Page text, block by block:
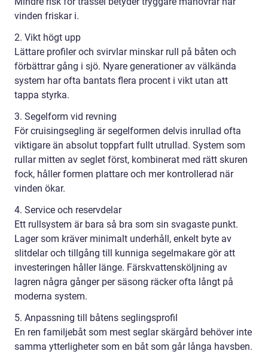
vinden friskar i.
2. Vikt högt upp
Lättare profiler och svirvlar minskar rull på båten och
förbättrar gång i sjö. Nyare generationer av välkända
system har ofta bantats flera procent i vikt utan att
tappa styrka.
3. Segelform vid revning
För cruisingsegling är segelformen delvis inrullad ofta
viktigare än absolut toppfart fullt utrullad. System som
rullar mitten av seglet först, kombinerat med rätt skuren
fock, håller formen plattare och mer kontrollerad när
vinden ökar.
4. Service och reservdelar
Ett rullsystem är bara så bra som sin svagaste punkt.
Lager som kräver minimalt underhåll, enkelt byte av
slitdelar och tillgång till kunniga segelmakare gör att
investeringen håller länge. Färskvattensköljning av
lagren några gånger per säsong räcker ofta långt på
moderna system.
5. Anpassning till båtens seglingsprofil
En ren familjebåt som mest seglar skärgård behöver inte
samma ytterligheter som en båt som går långa havsben.